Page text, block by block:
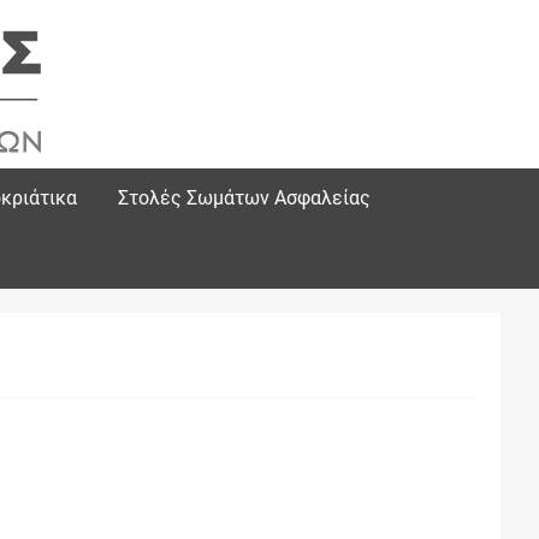
Στολές Σωμάτων Ασφαλείας